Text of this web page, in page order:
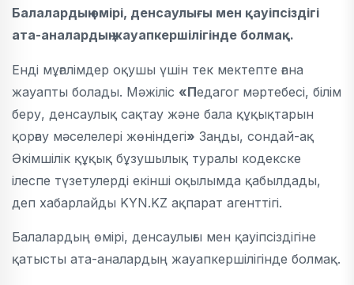
Балалардың өмірі, денсаулығы мен қауіпсіздігі
ата-аналардың жауапкершілігінде болмақ.
Енді мұғалімдер оқушы үшін тек мектепте ғана
жауапты болады. Мәжіліс «Педагог мәртебесі, білім
беру, денсаулық сақтау және бала құқықтарын
қорғау мәселелері жөніндегі» Заңды, сондай-ақ
Әкімшілік құқық бұзушылық туралы кодекске
ілеспе түзетулерді екінші оқылымда қабылдады,
деп хабарлайды KYN.KZ ақпарат агенттігі.
Балалардың өмірі, денсаулығы мен қауіпсіздігіне
қатысты ата-аналардың жауапкершілігінде болмақ.